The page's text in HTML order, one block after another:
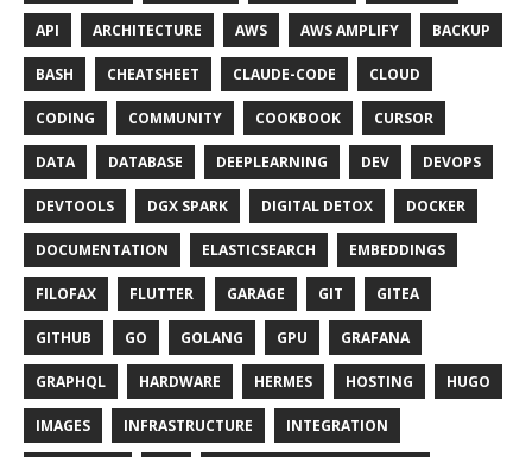
API ARCHITECTURE AWS AWS AMPLIFY BACKUP
BASH CHEATSHEET CLAUDE-CODE CLOUD
CODING COMMUNITY COOKBOOK CURSOR
DATA DATABASE DEEPLEARNING DEV DEVOPS
DEVTOOLS DGX SPARK DIGITAL DETOX DOCKER
DOCUMENTATION ELASTICSEARCH EMBEDDINGS
FILOFAX FLUTTER GARAGE GIT GITEA
GITHUB GO GOLANG GPU GRAFANA
GRAPHQL HARDWARE HERMES HOSTING HUGO
IMAGES INFRASTRUCTURE INTEGRATION